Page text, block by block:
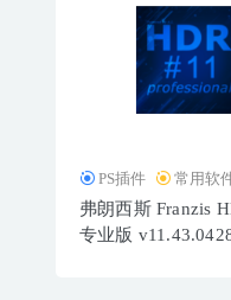
PS插件 常用软
弗朗西斯 Franzis
专业版